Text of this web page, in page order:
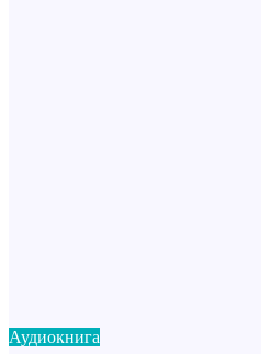
Аудиокнига